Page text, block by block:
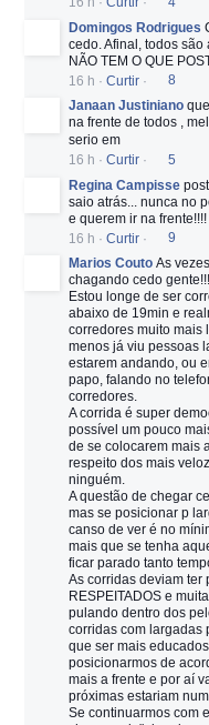
Domingos Rodrigues
cedo. Afinal, todos são
NÃO TEM O QUE
16 h · Curtir ·
8
Janaan Justiniano
na frente de todos ,
serio em
16 h · Curtir ·
5
Regina Campisse
saio atrás... nunca no
e querem ir na frente!!!!
16 h · Curtir ·
9
Marios Couto As
chagando cedo gente!!!
Estou longe de ser
abaixo de 19min e
corredores muito mais
menos já viu pessoas
estarem andando, ou
papo, falando no
corredores.
A corrida é super
possível um pouco
de se colocarem mais
respeito dos mais
ninguém.
A questão de chegar
mas se posicionar p
canso de ver é no
mais que se tenha
ficar parado tanto
As corridas deviam ter
RESPEITADOS e
pulando dentro dos
corridas com largadas
que ser mais
posicionarmos de
mais a frente e por aí
próximas estariam
Se continuarmos com